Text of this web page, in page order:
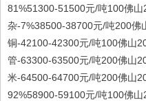
81%51300-51500元/吨100佛
杂-7%38500-38700元/吨200佛
铜-42100-42300元/吨100佛山
管-63300-63500元/吨200佛山
米-64500-64700元/吨200佛山
92%58900-59100元/吨100佛